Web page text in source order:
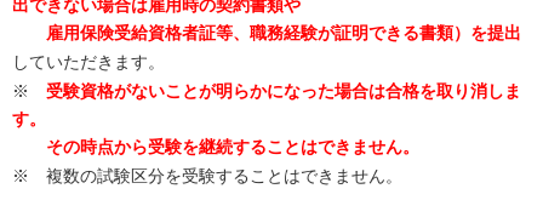
出できない場合は雇用時の契約書類や
雇用保険受給資格者証等、職務経験が証明できる書類）を提出
していただきます。
※ 受験資格がないことが明らかになった場合は合格を取り消しま
す。
その時点から受験を継続することはできません。
※ 複数の試験区分を受験することはできません。